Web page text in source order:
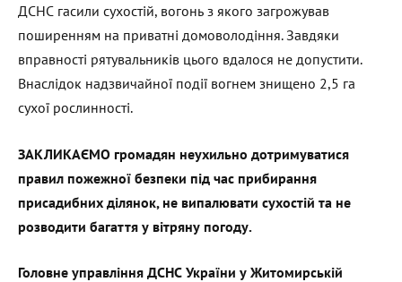
ДСНС гасили сухостій, вогонь з якого загрожував
поширенням на приватні домоволодіння. Завдяки
вправності рятувальників цього вдалося не допустити.
Внаслідок надзвичайної події вогнем знищено 2,5 га
сухої рослинності.
ЗАКЛИКАЄМО громадян неухильно дотримуватися
правил пожежної безпеки під час прибирання
присадибних ділянок, не випалювати сухостій та не
розводити багаття у вітряну погоду.
Головне управління ДСНС України у Житомирській